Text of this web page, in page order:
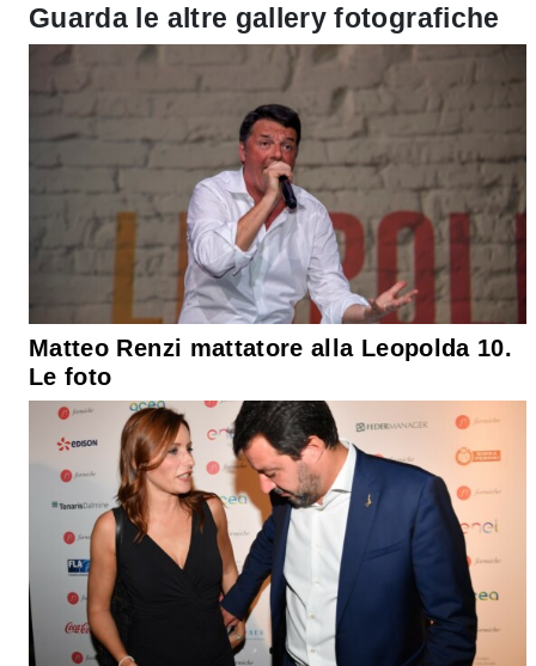
Guarda le altre gallery fotografiche
Matteo Renzi mattatore alla Leopolda 10.
Le foto